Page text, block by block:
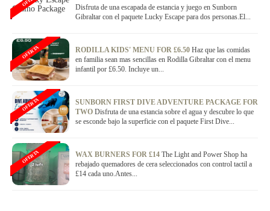
Disfruta de una escapada de estancia y juego en Sunborn
Gibraltar con el paquete Lucky Escape para dos personas.El...
RODILLA KIDS' MENU FOR £6.50 Haz que las comidas
en familia sean mas sencillas en Rodilla Gibraltar con el menu
infantil por £6.50. Incluye un...
OFERTA
SUNBORN FIRST DIVE ADVENTURE PACKAGE FOR
TWO Disfruta de una estancia sobre el agua y descubre lo que
se esconde bajo la superficie con el paquete First Dive...
OFERTA
WAX BURNERS FOR £14 The Light and Power Shop ha
rebajado quemadores de cera seleccionados con control tactil a
£14 cada uno.Antes...
OFERTA